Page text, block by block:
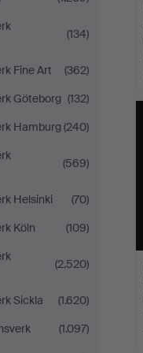
(134)
Fine Art
(362)
Göteborg (132)
Hamburg(240)
(569)
Helsinki
(70)
Köln
(109)
(2.520)
Sickla
(1.620)
(1.097)